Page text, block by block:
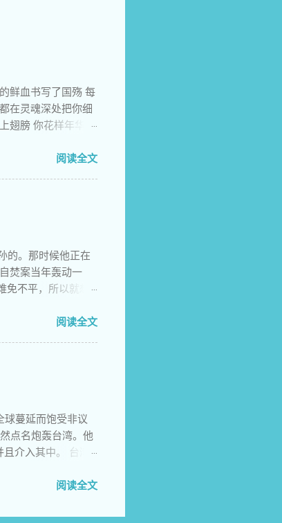
鲜血书写了国殇 每
在灵魂深处把你细
翅膀 你花样年华激
热情高歌挥舞标语
后一丝希望 他们害
牢房 他们颠倒黑
沸腾走向刽子手
披上春天的新妆 你
回响在时空飘荡
年64大屠杀29周
阅读全文
的。那时候他正在
焚案当年轰动一
不平，所以就想
上另有一位政 文也
就是 那时候联系
为他在网上留了
也想见识一下这位
俨然把我当 成贵
老婆还是何方，他
一 语成谶。老孙
切的样子，只是那
阅读全文
球蔓延而饱受非议
点名炮轰台湾。他
介入其中。 台湾
战导火索的，正是
要暂停对其提供资
阅读全文